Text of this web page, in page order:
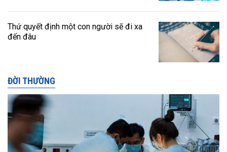
Thứ quyết định một con người sẽ đi xa
đến đâu
ĐỜI THƯỜNG